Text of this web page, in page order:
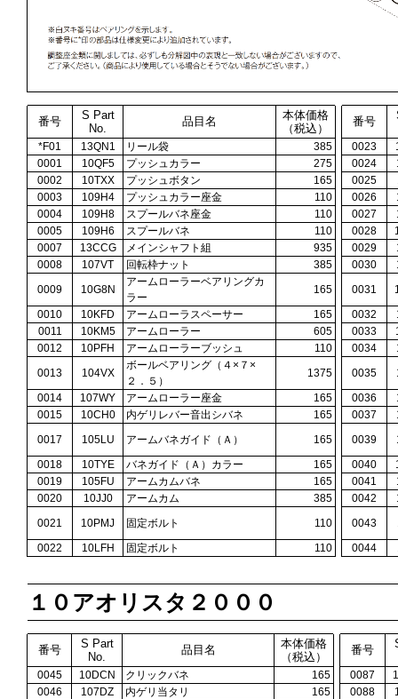
番号
S Part
No.
品目名
本体価格
（税込）
番号
*F01 13QN1 リール袋 385 0023
0001
10QF5 プッシュカラー 275 0024
0002
10TXX プッシュボタン 165 0025
0003
109H4 プッシュカラー座金 110 0026
0004
109H8 スプールバネ座金 110 0027
0005
109H6 スプールバネ 110 0028
0007
13CCG メインシャフト組 935 0029
0008
107VT 回転枠ナット 385 0030
0009
10G8N
アームローラーベアリングカ
ラー
165 0031
0010
10KFD アームローラスペーサー 165 0032
0011
10KM5 アームローラー 605 0033
0012
10PFH アームローラーブッシュ 110 0034
0013
104VX
ボールベアリング（４×７×
２．５）
1375 0035
0014
107WY アームローラー座金 165 0036
0015
10CH0 内ゲリレバー音出シバネ 165 0037
0017
105LU アームバネガイド（Ａ） 165 0039
0018
10TYE バネガイド（Ａ）カラー 165 0040
0019
105FU アームカムバネ 165 0041
0020
10JJ0 アームカム 385 0042
0021
10PMJ 固定ボルト 110 0043
0022
10LFH 固定ボルト 110 0044
１０アオリスタ２０００
番号
S Part
No.
品目名
本体価格
（税込）
番号
0045 10DCN クリックバネ 165 0087
0046
107DZ 内ゲリ当タリ 165 0088